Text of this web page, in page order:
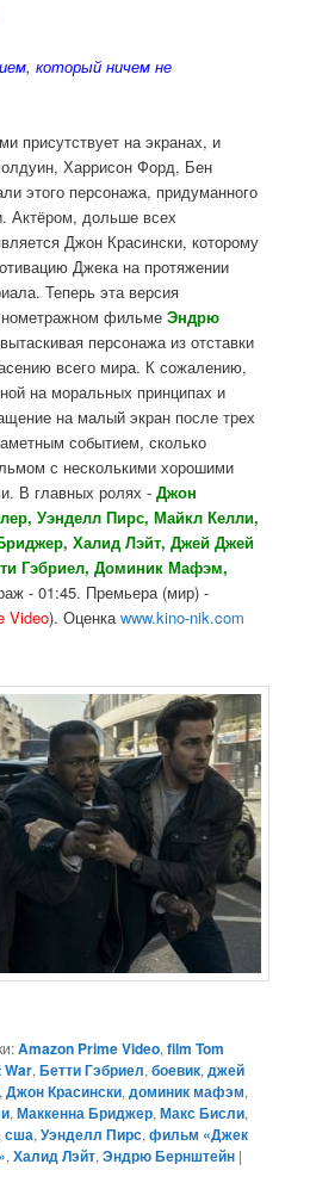
который ничем не
присутствует на экранах, и
Харрисон Форд, Бен
этого персонажа, придуманного
Актёром, дольше всех
Джон Красински, которому
Джека на протяжении
Теперь эта версия
фильмеЭндрю
персонажа из отставки
всего мира. К сожалению,
на моральных принципах и
на малый экран после трех
событием, сколько
с несколькими хорошими
В главных ролях -Джон
Уэнделл Пирс, Майкл Келли,
Халид Лэйт, Джей Джей
Гэбриел, Доминик Мафэм,
- 01:45. Премьера (мир) -
Video). Оценкаwww.kino-nik.com
Amazon Prime Video,film Tom
War,Бетти Гэбриел,боевик,джей
,Джон Красински,доминик мафэм,
,Маккенна Бриджер,Макс Бисли,
,сша,Уэнделл Пирс,фильм «Джек
,Халид Лэйт,Эндрю Бернштейн |